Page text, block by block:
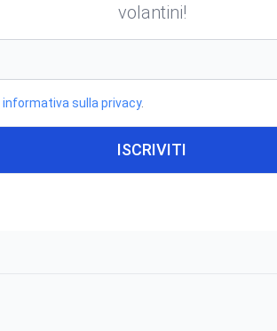
volantini!
informativa sulla privacy.
ISCRIVITI